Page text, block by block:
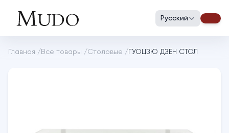
Русский
Главная / Все товары /Столовые / ГУОЦЗЮ ДЗЕН СТОЛ